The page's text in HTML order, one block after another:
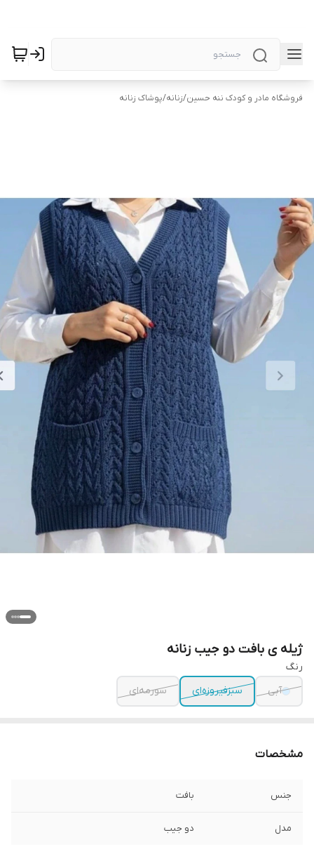
فروشگاه مادر و کودک ننه حسین/زنانه/پوشاک زنانه
ژیله ی بافت دو جیب زنانه
رنگ
آبی
سبزفیروزه‌ای سورمه‌ای
مشخصات
جنس بافت
مدل دو جیب